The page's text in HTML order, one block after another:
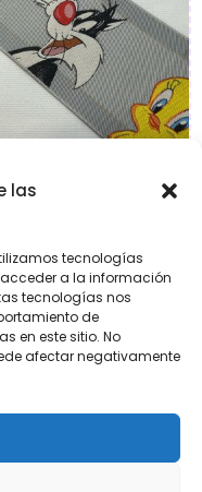
las
tecnologías
a la información
tecnologías nos
de
en este sitio. No
afectar negativamente
Añadir al carrito